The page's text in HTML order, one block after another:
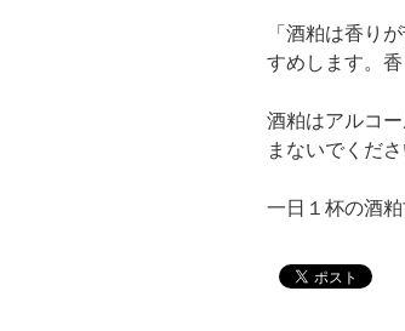
「酒粕は香り
すめします。
酒粕はアルコ
まないでくださ
一日１杯の酒